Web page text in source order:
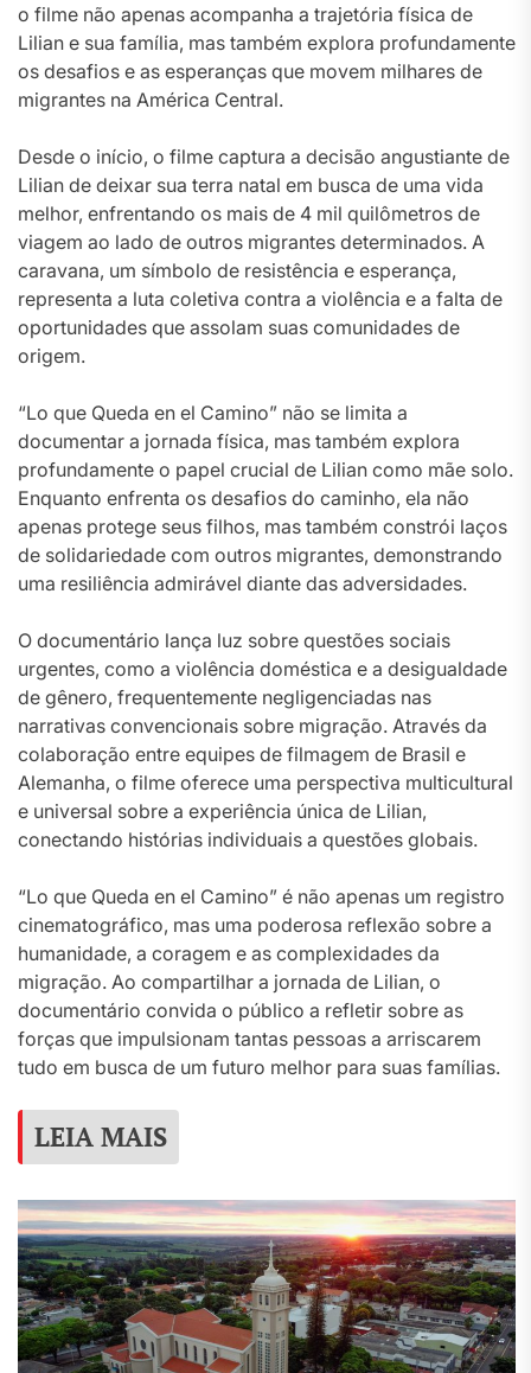
o filme não apenas acompanha a trajetória física de
Lilian e sua família, mas também explora profundamente
os desafios e as esperanças que movem milhares de
migrantes na América Central.
Desde o início, o filme captura a decisão angustiante de
Lilian de deixar sua terra natal em busca de uma vida
melhor, enfrentando os mais de 4 mil quilômetros de
viagem ao lado de outros migrantes determinados. A
caravana, um símbolo de resistência e esperança,
representa a luta coletiva contra a violência e a falta de
oportunidades que assolam suas comunidades de
origem.
“Lo que Queda en el Camino” não se limita a
documentar a jornada física, mas também explora
profundamente o papel crucial de Lilian como mãe solo.
Enquanto enfrenta os desafios do caminho, ela não
apenas protege seus filhos, mas também constrói laços
de solidariedade com outros migrantes, demonstrando
uma resiliência admirável diante das adversidades.
O documentário lança luz sobre questões sociais
urgentes, como a violência doméstica e a desigualdade
de gênero, frequentemente negligenciadas nas
narrativas convencionais sobre migração. Através da
colaboração entre equipes de filmagem de Brasil e
Alemanha, o filme oferece uma perspectiva multicultural
e universal sobre a experiência única de Lilian,
conectando histórias individuais a questões globais.
“Lo que Queda en el Camino” é não apenas um registro
cinematográfico, mas uma poderosa reflexão sobre a
humanidade, a coragem e as complexidades da
migração. Ao compartilhar a jornada de Lilian, o
documentário convida o público a refletir sobre as
forças que impulsionam tantas pessoas a arriscarem
tudo em busca de um futuro melhor para suas famílias.
LEIA MAIS